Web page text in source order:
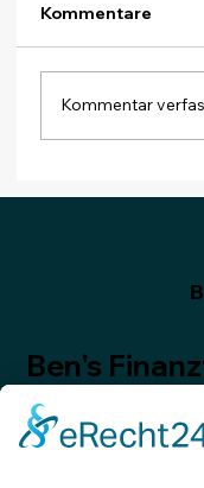
Kommentare
Kommentar
Ben's